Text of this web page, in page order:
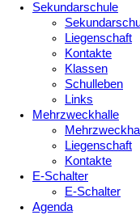
Sekundarschule
Liegenschaft
Kontakte
Klassen
Schulleben
Links
Mehrzweckhalle
Liegenschaft
Kontakte
E-Schalter
E-Schalter
Agenda